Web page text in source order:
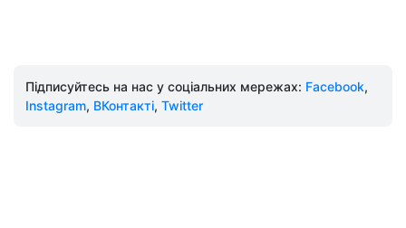
Підписуйтесь на нас у соціальних мережах: Facebook,
Instagram, ВКонтакті, Twitter